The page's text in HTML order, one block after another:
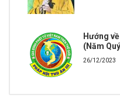
Hướng
(Năm
26/12/2023